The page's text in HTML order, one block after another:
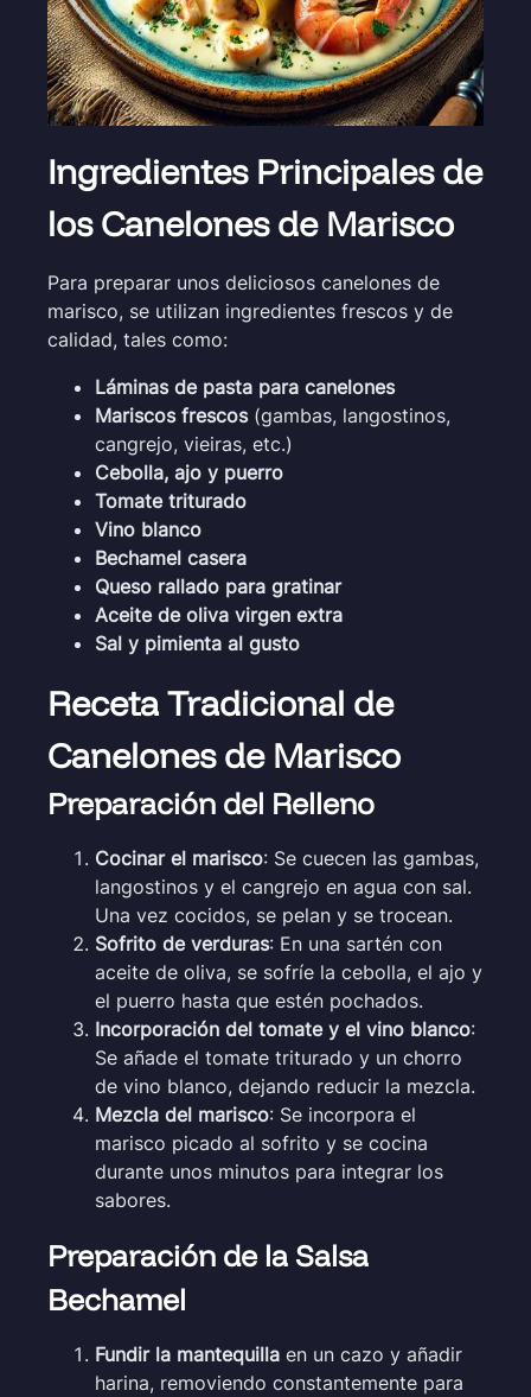
Ingredientes Principales de
los Canelones de Marisco
Para preparar unos deliciosos canelones de
marisco, se utilizan ingredientes frescos y de
calidad, tales como:
Láminas de pasta para canelones
Mariscos frescos(gambas, langostinos,
cangrejo, vieiras, etc.)
Cebolla, ajo y puerro
Tomate triturado
Vino blanco
Bechamel casera
Queso rallado para gratinar
Aceite de oliva virgen extra
Sal y pimienta al gusto
Receta Tradicional de
Canelones de Marisco
Preparación del Relleno
Cocinar el marisco: Se cuecen las gambas,
langostinos y el cangrejo en agua con sal.
Una vez cocidos, se pelan y se trocean.
Sofrito de verduras: En una sartén con
aceite de oliva, se sofríe la cebolla, el ajo y
el puerro hasta que estén pochados.
Incorporación del tomate y el vino blanco:
Se añade el tomate triturado y un chorro
de vino blanco, dejando reducir la mezcla.
Mezcla del marisco: Se incorpora el
marisco picado al sofrito y se cocina
durante unos minutos para integrar los
sabores.
Preparación de la Salsa
Bechamel
Fundir la mantequilla en un cazo y añadir
harina, removiendo constantemente para